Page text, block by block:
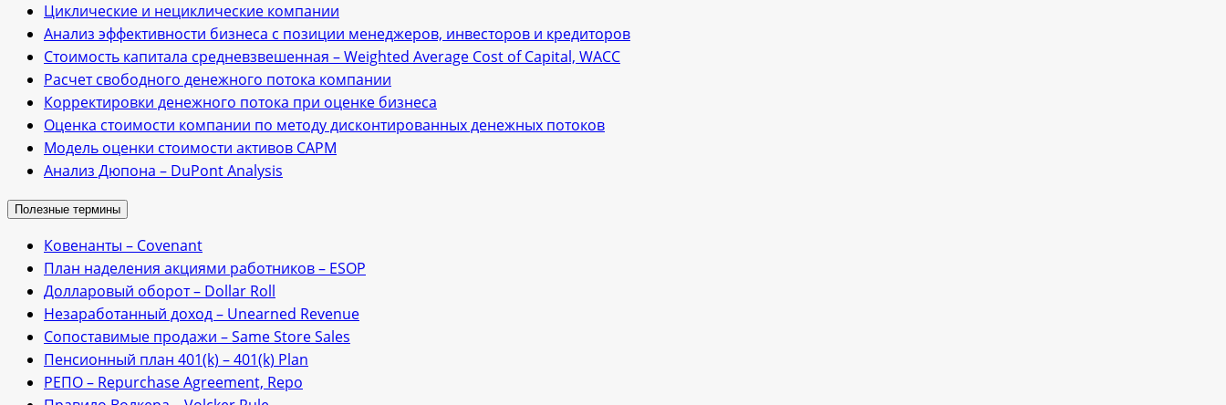
Циклические и нециклические компании
Анализ эффективности бизнеса с позиции менеджеров, инвесторов и кредиторов
Стоимость капитала средневзвешенная – Weighted Average Cost of Capital, WACC
Расчет свободного денежного потока компании
Корректировки денежного потока при оценке бизнеса
Оценка стоимости компании по методу дисконтированных денежных потоков
Модель оценки стоимости активов САРМ
Анализ Дюпона – DuPont Analysis
Полезные термины
Ковенанты – Сovenant
План наделения акциями работников – ESOP
Долларовый оборот – Dollar Roll
Незаработанный доход – Unearned Revenue
Сопоставимые продажи – Same Store Sales
Пенсионный план 401(k) – 401(k) Plan
РЕПО – Repurchase Agreement, Repo